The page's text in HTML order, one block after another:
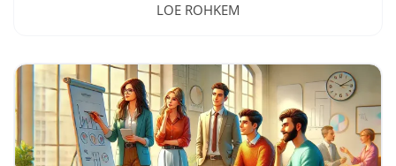
ja entusiasm hakkavad kaduma, kui projekt venib
kulgevad raskemini kui peaks? Sellised pikad ning
kuluefektiivselt teostatavad projektid on tänapäeva
majanduskeskkonnas paratamatus. Aga see, kuidas
juht sellises situatsioonis motivatsiooni ja entusiasmi
üleval hoiab, on kriitiline juhtimisoskus. Ka...
LOE ROHKEM